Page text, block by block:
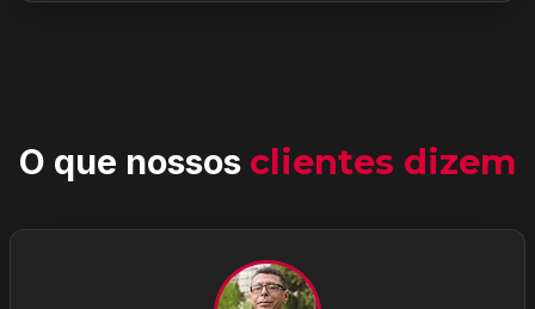
O que nossos clientes dizem